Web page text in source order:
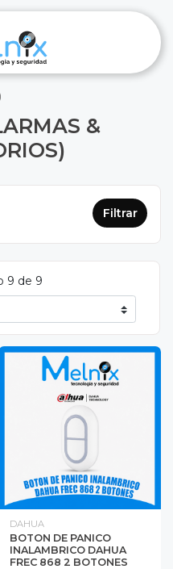
&
Filtrar
9 de 9
DAHUA
BOTON DE PANICO
INALAMBRICO DAHUA
FREC 868 2 BOTONES